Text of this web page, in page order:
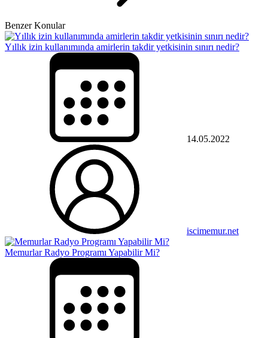
Benzer Konular
Yıllık izin kullanımında amirlerin takdir yetkisinin sınırı nedir?
14.05.2022
iscimemur.net
Memurlar Radyo Programı Yapabilir Mi?